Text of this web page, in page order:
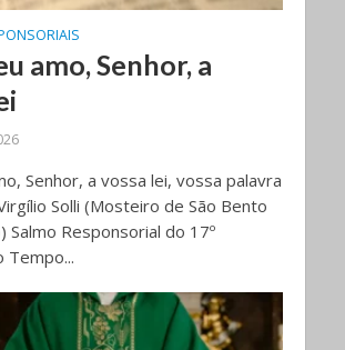
amo, Senhor, a
Senhor, a vossa lei, vossa palavra
Solli (Mosteiro de São Bento
Salmo Responsorial do 17º
Tempo...